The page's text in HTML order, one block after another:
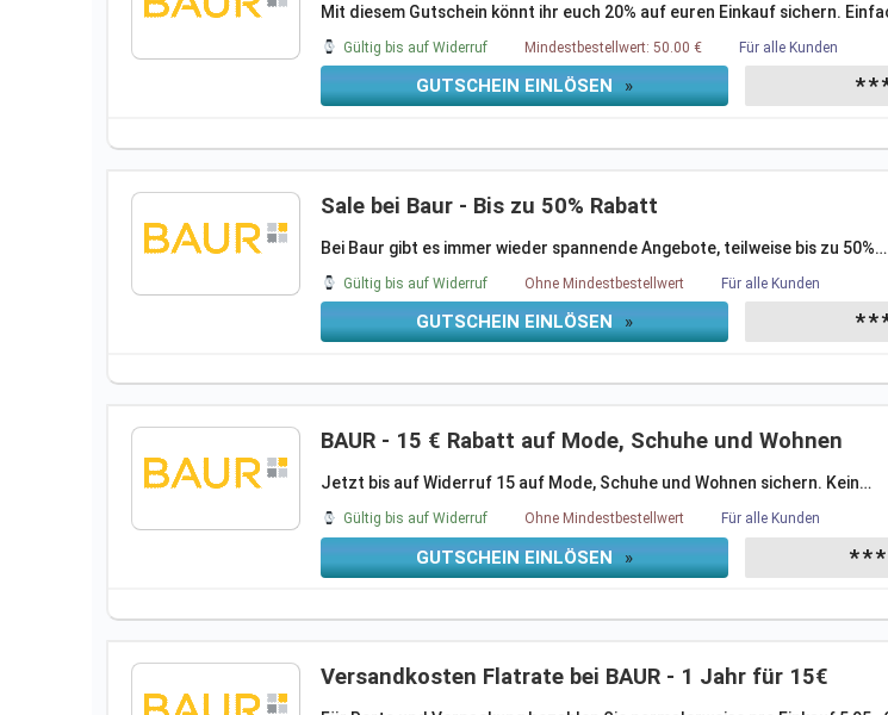
Mit diesem Gutschein könnt ihr euch 20% auf euren Einkauf sichern.
Gültig bis auf Widerruf Mindestbestellwert: 50.00 € Für alle Kunden
GUTSCHEIN EINLÖSEN »
Sale bei Baur - Bis zu 50% Rabatt
Bei Baur gibt es immer wieder spannende Angebote, teilweise bis zu 50%…
Gültig bis auf Widerruf Ohne Mindestbestellwert Für alle Kunden
GUTSCHEIN EINLÖSEN »
BAUR - 15 € Rabatt auf Mode, Schuhe und Wohnen
Jetzt bis auf Widerruf 15 auf Mode, Schuhe und Wohnen sichern. Kein…
Gültig bis auf Widerruf Ohne Mindestbestellwert Für alle Kunden
GUTSCHEIN EINLÖSEN »
Versandkosten Flatrate bei BAUR - 1 Jahr für 15€